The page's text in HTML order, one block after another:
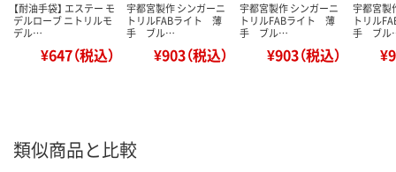
【耐油手袋】 エステー モ
デルローブ ニトリルモ
デル…
¥647（税込）
宇都宮製作 シンガーニ
トリルFABライト 薄
手 ブル…
¥903（税込）
宇都宮製作 シンガーニ
トリルFABライト 薄
手 ブル…
¥903（税込）
宇都宮製
トリル
手 ブ
類似商品と比較